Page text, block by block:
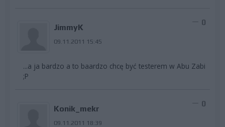
JimmyK
09.11.2011 15:45
0
...a ja bardzo a to baardzo chcę być testerem w Abu Zabi
;P
Konik_mekr
09.11.2011 18:39
0